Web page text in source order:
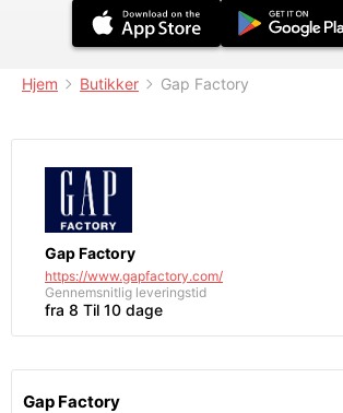
Hjem Butikker Gap Factory
Gap Factory
https://www.gapfactory.com/
Gennemsnitlig leveringstid
fra 8 Til 10 dage
Gap Factory